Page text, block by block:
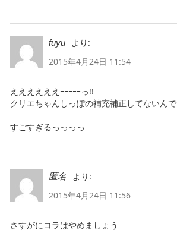
fuyu
より:
2015年4月24日 11:54
ええええええｰｰｰｰｰっ!!
クリエちゃんしっぽの補充補正してないん
すごすぎるっっっっ
匿名
より:
2015年4月24日 11:56
さすがにコラはやめましょう